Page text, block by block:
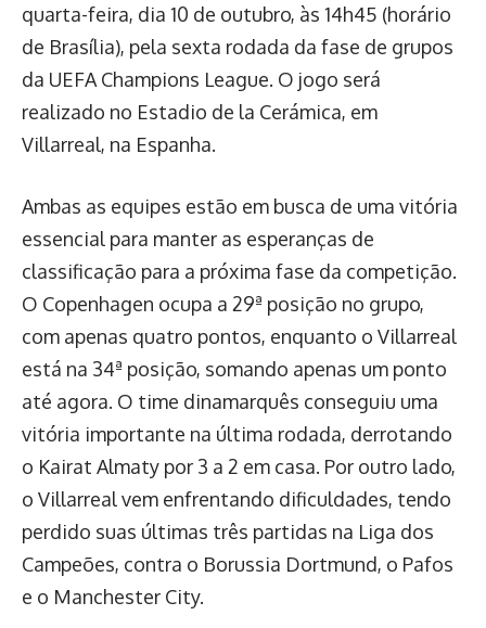
quarta-feira, dia 10 de outubro, às 14h45 (horário
de Brasília), pela sexta rodada da fase de grupos
da UEFA Champions League. O jogo será
realizado no Estadio de la Cerámica, em
Villarreal, na Espanha.
Ambas as equipes estão em busca de uma vitória
essencial para manter as esperanças de
classificação para a próxima fase da competição.
O Copenhagen ocupa a 29ª posição no grupo,
com apenas quatro pontos, enquanto o Villarreal
está na 34ª posição, somando apenas um ponto
até agora. O time dinamarquês conseguiu uma
vitória importante na última rodada, derrotando
o Kairat Almaty por 3 a 2 em casa. Por outro lado,
o Villarreal vem enfrentando dificuldades, tendo
perdido suas últimas três partidas na Liga dos
Campeões, contra o Borussia Dortmund, o Pafos
e o Manchester City.